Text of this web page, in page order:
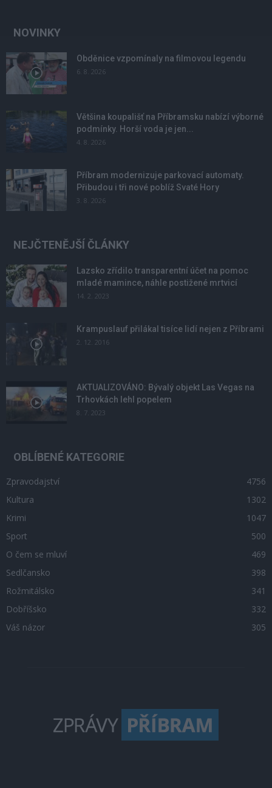
NOVINKY
Obděnice vzpomínaly na filmovou legendu
6. 8. 2026
Většina koupališť na Příbramsku nabízí výborné
podmínky. Horší voda je jen...
4. 8. 2026
Příbram modernizuje parkovací automaty.
Přibudou i tři nové poblíž Svaté Hory
3. 8. 2026
NEJČTENĚJŠÍ ČLÁNKY
Lazsko zřídilo transparentní účet na pomoc
mladé mamince, náhle postižené mrtvicí
14. 2. 2023
Krampuslauf přilákal tisíce lidí nejen z Příbrami
2. 12. 2016
AKTUALIZOVÁNO: Bývalý objekt Las Vegas na
Trhovkách lehl popelem
8. 7. 2023
OBLÍBENÉ KATEGORIE
Zpravodajství
4756
Kultura
1302
Krimi
1047
Sport
500
O čem se mluví
469
Sedlčansko
398
Rožmitálsko
341
Dobříšsko
332
Váš názor
305